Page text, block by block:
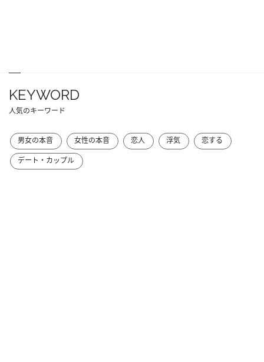
KEYWORD
人気のキーワード
男女の本音 女性の本音 恋人 浮気
恋する
デート・カップル